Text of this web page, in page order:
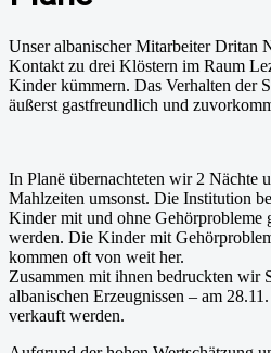
Unser albanischer Mitarbeiter Dritan
Kontakt zu drei Klöstern im Raum
Kinder kümmern. Das Verhalten der
äußerst gastfreundlich und
In Planë übernachteten wir 2 Nächte
Mahlzeiten umsonst. Die Institution
Kinder mit und ohne Gehörprobleme
werden. Die Kinder mit
kommen oft von weit her.
Zusammen mit ihnen bedruckten wir
albanischen Erzeugnissen – am
verkauft werden.